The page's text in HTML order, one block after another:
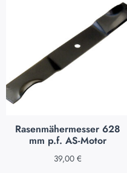
Rasenmähermesser 628
mm p.f. AS-Motor
39,00 €